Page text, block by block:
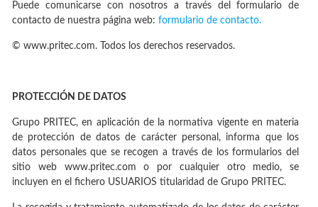
Puede comunicarse con nosotros a través del formulario de
contacto de nuestra página web: formulario de contacto.
© www.pritec.com. Todos los derechos reservados.
PROTECCIÓN DE DATOS
Grupo PRITEC, en aplicación de la normativa vigente en materia
de protección de datos de carácter personal, informa que los
datos personales que se recogen a través de los formularios del
sitio web www.pritec.com o por cualquier otro medio, se
incluyen en el fichero USUARIOS titularidad de Grupo PRITEC.